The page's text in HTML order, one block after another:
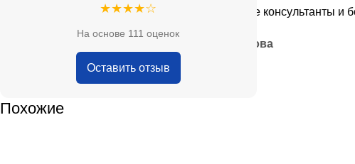
★★★★☆
На основе 111 оценок
Оставить отзыв
адекватные цены. Очень приятные консультанты и
Похожие